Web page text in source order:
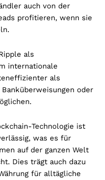
auch von der
profitieren, wenn sie
als
internationale
als
oder
Technologie ist
was es für
auf der ganzen Welt
Dies trägt auch dazu
für alltägliche